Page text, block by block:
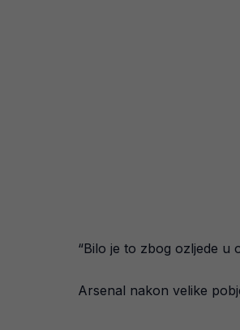
“Bilo je to zbog ozljede u
Arsenal nakon velike